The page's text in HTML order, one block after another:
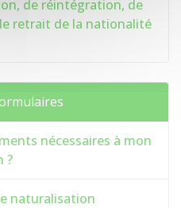
de réintégration, de
retrait de la nationalité
nécessaires à mon
?
naturalisation